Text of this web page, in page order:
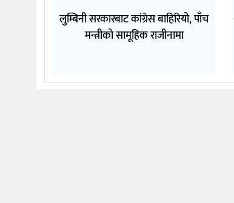
लुम्बिनी सरकारबाट कांग्रेस बाहिरियो, पाँच
मन्त्रीको सामूहिक राजीनामा